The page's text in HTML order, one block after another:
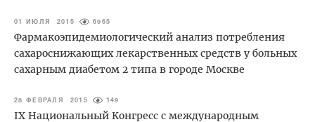
01 ИЮЛЯ 2015 6965
Фармакоэпидемиологический анализ потребления
сахароснижающих лекарственных средств у больных
сахарным диабетом 2 типа в городе Москве
28 ФЕВРАЛЯ 2015 149
IX Национальный Конгресс с международным